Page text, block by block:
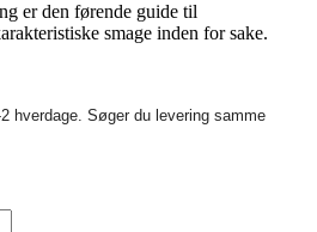
er den førende guide til
smage inden for sake.
hverdage. Søger du levering samme